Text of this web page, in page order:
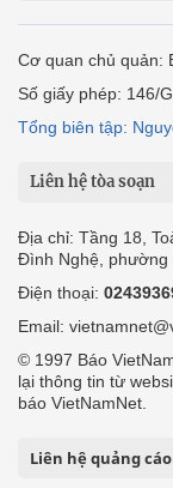
Cơ quan chủ quản:
Số giấy phép: 146/
Tổng biên tập:
Liên hệ tòa soạn
Địa chỉ: Tầng 18,
Đình Nghệ, phường
Điện thoại:
Email:
© 1997 Báo
lại thông tin từ
báo VietNamNet.
Liên hệ quảng cáo